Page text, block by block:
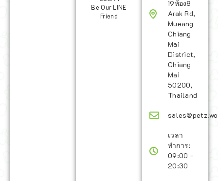
Be Our LINE
Friend
19ห้อง8
Arak Rd,
Mueang
Chiang
Mai
District,
Chiang
Mai
50200,
Thailand
เวลา
ทำการ:
09:00 -
20:30